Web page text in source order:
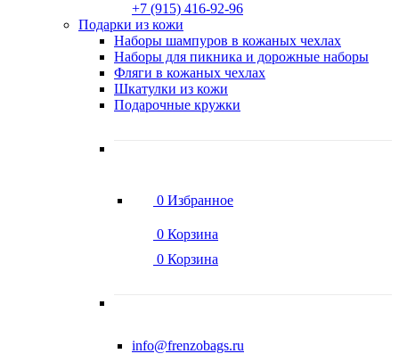
‭+7 (915) 416-92-96
Подарки из кожи
Наборы шампуров в кожаных чехлах
Наборы для пикника и дорожные наборы
Фляги в кожаных чехлах
Шкатулки из кожи
Подарочные кружки
0 Избранное
0 Корзина
0 Корзина
info@frenzobags.ru